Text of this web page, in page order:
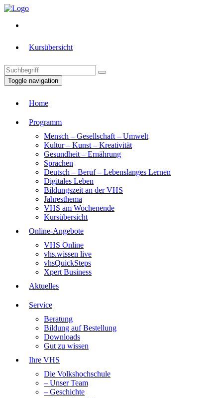
Kursübersicht
Toggle navigation
Home
Programm
Mensch – Gesellschaft – Umwelt
Kultur – Kunst – Kreativität
Gesundheit – Ernährung
Sprachen
Deutsch – Beruf – Lebenslanges Lernen
Digitales Leben
Bildungszeit an der VHS
Jahresthema
VHS am Wochenende
Kursübersicht
Online-Angebote
VHS Online
vhs.wissen live
vhsQuickSteps
Xpert Business
Aktuelles
Service
Beratung
Bildung auf Bestellung
Downloads
Gut zu wissen
Ihre VHS
Die Volkshochschule
– Unser Team
– Geschichte